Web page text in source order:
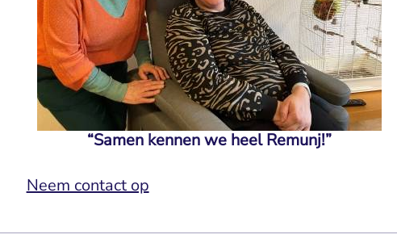
“Samen kennen we heel Remunj!”
Neem contact op